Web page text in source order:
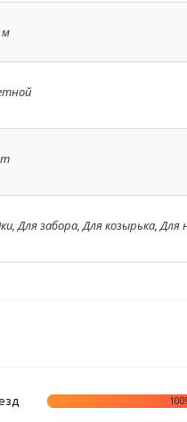
м
Для забора Для козырька Для